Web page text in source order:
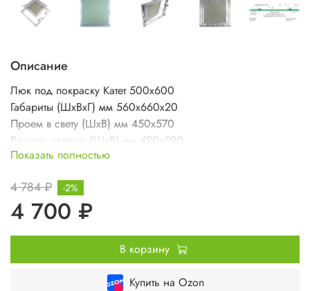
Описание
Люк под покраску Катет 500х600
Габариты (ШхВхГ) мм 560х660х20
Проем в свету (ШхВ) мм 450х570
Размер дверцы (ШхВ) мм 490х590
Вес изделия кг 4,2
Показать полностью
4 784 ₽
4 700 ₽
-2%
В корзину
Купить на Ozon